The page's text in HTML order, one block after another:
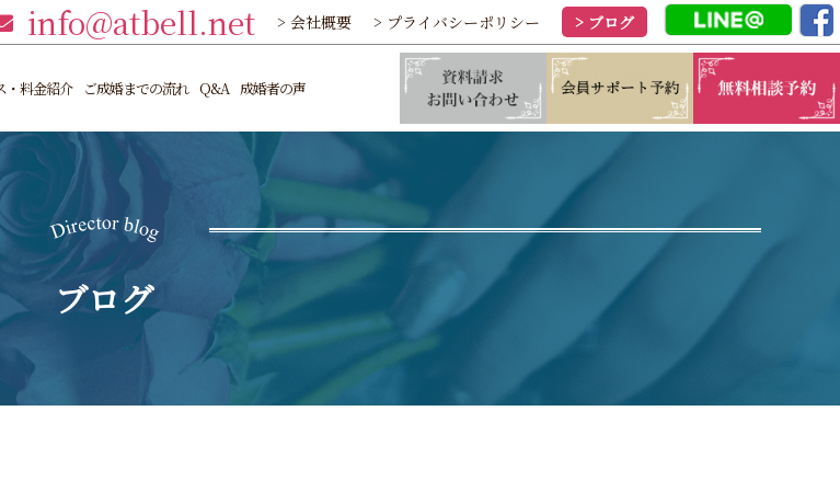
info@atbell.net > 会社概要 > プライバシーポリシー > ブログ
・料金紹介 ご成婚までの流れ Q&A 成婚者の声
ブログ